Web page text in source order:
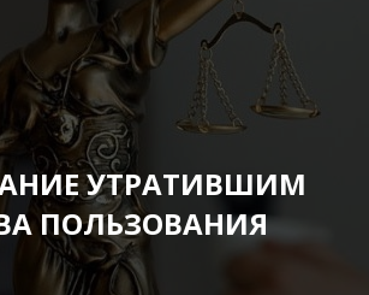
УТРАТИВШИМ
ПОЛЬЗОВАНИЯ